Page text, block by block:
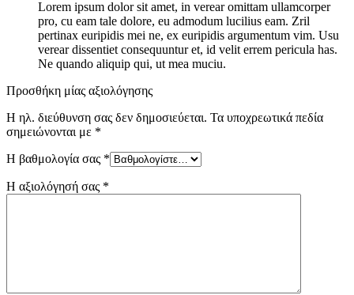
Lorem ipsum dolor sit amet, in verear omittam ullamcorper
pro, cu eam tale dolore, eu admodum lucilius eam. Zril
pertinax euripidis mei ne, ex euripidis argumentum vim. Usu
verear dissentiet consequuntur et, id velit errem pericula has.
Ne quando aliquip qui, ut mea muciu.
Προσθήκη μίας αξιολόγησης
Η ηλ. διεύθυνση σας δεν δημοσιεύεται. Τα υποχρεωτικά πεδία
σημειώνονται με *
Η βαθμολογία σας *
Η αξιολόγησή σας *